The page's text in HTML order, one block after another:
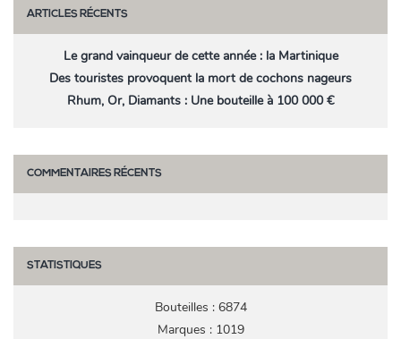
ARTICLES RÉCENTS
Le grand vainqueur de cette année : la Martinique
Des touristes provoquent la mort de cochons nageurs
Rhum, Or, Diamants : Une bouteille à 100 000 €
COMMENTAIRES RÉCENTS
STATISTIQUES
Bouteilles : 6874
Marques : 1019